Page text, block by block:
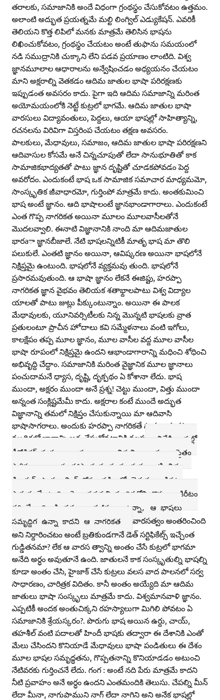
తరాలకు, సమాజానికి అందే విధంగా గ్రంథస్థం చేసుకోవటం ఉత్తమం.
అలాంటి అద్భుత ప్రయత్నమే మల్టి లింగ్విల్‌ ఎడ్యుకేషన్‌. ఎవరికీ
తెలియని కొత్త లిపిలో మనకు మాత్రమే తెలిసిన భాషను
లిఖించుకోవటం, గ్రంథస్థం చేయటం అంటే తుఫాను సమయంలో
నడి సముద్రానికి చుక్కాని లేని పడవ ప్రయాణం లాంటిది. విశ్వ
జ్ఞానమూలాల ఆధారాలను అన్వేషించడం అధ్యయనం చేయటం
మాని అక్షరాల్ని వెతకడం ఆదిమ జాతుల భాషా పరిరక్షణకు
ఇప్పుడంత అవసరం కాదు. పైగా ఇది ఆదిమ సమాజాన్ని మరింత
అయోమయంలోకి నెట్టే కుట్రలో భాగమే. ఆదిమ జాతుల భాషా
వారసులు విద్యావంతులు, పెద్దలు, ఆయా భాషల్లో సాహిత్యాన్ని,
రచనలను విరివిగా విస్తరింప చేయటం తక్షణ అవసరం.
పాలకులు, మేధావులు, సమాజం, ఆదిమ జాతుల భాషా పరిరక్షణని
ఆదివాసుల కోసమే అనే చిన్నచూపుతో లేదా సానుభూతితో కాక
సామాజికభాద్యతతో పాటు జ్ఞాన దృష్టితో చూడకపోవడం పెద్ద
అవరోదం. ఎందుకంటే భాష ఒక సామాజిక సమాచార మాధ్యమమో,
సాంస్కృతిక జీవాధారమో, గుర్తింపో మాత్రమే కాదు. అంతకుమించి
భాష అంటే జ్ఞానం. ఆది భాషాలంటే జ్ఞానభాండాగారాలు. ఎందుకంటే
ఎంత గొప్ప నాగరికత అయినా మూలం మూలవాసీలతోనే
మొదలవ్వాలి. ఈనాటి విజ్ఞానానికి నాంది మా ఆదిమజాతుల
భారaా జ్ఞానబీజాలే. నేటి భాషలన్నిటికీ మాతృ భాష మా తొలి
పలుకులే. ఎంతటి జ్ఞానం అయినా, ఆవిష్కరణ అయినా భాషలోనే
నిక్షిప్తమై ఉంటుంది. భాషలోనే వ్యక్తమవు తుంది. భాషలోనే
ప్రసారమవుతుంది. ఆ భాషా జ్ఞానం లేకనే ఈజిప్టు, హరప్పా
నాగరికత జ్ఞాన వైభవం తెలియక శతాభ్దాలపాటు విశ్వ విద్యాల
యాలతో పాటు జుట్లు పీక్కుంటున్నాం. అయినా ఈ పాలక
మేథావులకు, యూనివర్సిటీలకు నిన్న మొన్నటి భాషలకు వ్రాత
ప్రతులంటూ ప్రాచీన హోదాలు కవి సమ్మేళనాలు వంటి ఇగోలు,
కాలక్షేపం తప్ప మూల జ్ఞానం, మూల వాసీల వద్ద మూల వాసీల
భాషా రూపంలో నిక్షిప్తమై ఉందని ఆభాండాగారాన్ని మధించి శోధించి
అభివృద్ది చేద్దాం. సమాజానికి మరింత వైజ్ఞానిక మూల జ్ఞానాలు
పంచుదామనే ధ్యాస, దృష్టి, దృక్పథం ఏ కోశానా లేదు. భాష
ముందా, అక్షరం ముందా అనే ప్రశ్న! చెట్టు ముందా, విత్తు ముందా
అన్నంత సంక్లిష్టమేమీ కాదు. అక్షరాల కంటే ముందే అద్భుత
విజ్ఞానాన్ని తమలో నిక్షిప్తం చేసుకున్నాయి మా ఆదివాసి
భాషాసాగరాలు. అందుకు హరప్పా నాగరికతే సాక్ష్యం. హరప్పా
ముద్రికల్లో భావాన్ని అర్ధంచేసుకోవటానికి వలస
విదేశీ భాషల్లో
డీకోడిరగ్‌ ప్రయత్నాలు దశాబ్దాలుగా విశ్వవిద్యాలయాలు సైతం
సాగిస్తున్నాయి. ఈ హాస్యాస్పద తంతు మన ఇంటి బిడ్డ
డి.యన్‌.ఎ మ్యాచింగ్‌ కోసం పక్కింట్లో వెతుకు లాడినట్లు
సాగుతూనే ఉంది. పైగా పశుపతి ముద్రికల్లోని కొమ్ముల కిరీటం
ధరించే ఆదివాసి సమాజం సజీవంగా ఉన్నా, ఆ భాషలు
సమృద్దిగ ఉన్నా కాదని ఆ నాగరికత
వారసత్వం అంతరించింది
అని నిర్దారించటం అంటే బ్రతికుండగానే డెత్‌ సర్టిఫికేట్స్‌ ఇచ్చేంత
గుడ్డితనమా? లేక ఆ వారస త్వాన్ని అంతం చేసే కుట్రలో భాగమా
అనేది అర్ధం అవుతూనే ఉంది. జాతులనే కాక సంస్కృతుల్ని భాషల్ని
కూడా అంతం చేసి, హైజాక్‌ చేసే కుట్రలు వలస వాద పాలనలో సర్వ
సాధారణం, చారిత్రక విదితం. కానీ అంతం అయ్యేది మా ఆదిమ
జాతులు భాషా సంస్కృలు మాత్రమే కాదు. విశ్వమానవాళి జ్ఞానం.
ఎప్పటికీ అందక అంతుచిక్కని రహస్యాలుగా మిగిలి పోవటం ఏ
సమాజానికి శ్రేయస్కరం?. పొరుగు భాష అయిన ఉర్దు, చాయ్‌,
తహశీల్‌ వంటి పదాలతో హిందీ భాషకు తద్వారా ఈ దేశానికి ఎంతో
మేలు చేసిందని కొనియాడే మేధావులు భాషా పండితులు ఈ దేశం
మూల భాషల సమృద్ధతను, గొప్పతనాన్ని కొనియాడడం అటుంచి
నేటివరకు గుర్తించనే లేదు. గంగ : అంటే నది పేరు మాత్రమే కాదని
నీటి ప్రవాహం అనే అర్ధం ఉందని ఎంతమందికి తెలుసు. చేపల్ని మీన్‌
లేదా మీనా, నాగుపాముని నాగ్‌ లేదా నాగిని అని అనేక భాషల్లో